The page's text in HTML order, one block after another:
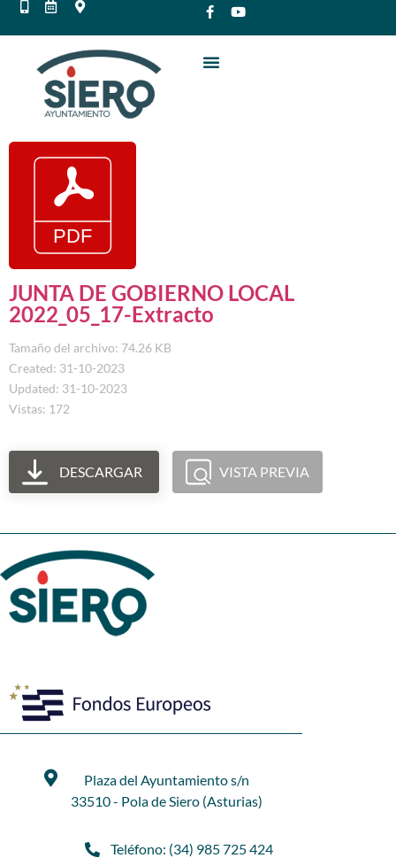
JUNTA DE GOBIERNO LOCAL
2022_05_17-Extracto
Tamaño del archivo: 74.26 KB
Created: 31-10-2023
Updated: 31-10-2023
Vistas: 172
DESCARGAR VISTA PREVIA
Plaza del Ayuntamiento s/n
33510 - Pola de Siero (Asturias)
Teléfono: (34) 985 725 424